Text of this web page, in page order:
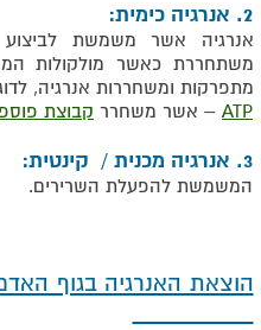
2. אנרגיה כימית:
אנרגיה אשר משמשת לביצוע
משתחררת כאשר מולקולות
מתפרקות ומשחררות אנרגיה,
ATP– אשר משחרר קבוצת
3. אנרגיה מכנית / קינטית:
המשמשת להפעלת השרירים.